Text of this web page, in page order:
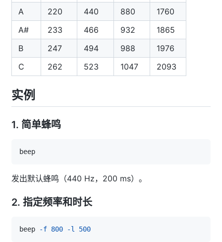
A
220 440 880
1760
A#
233 466 932
1865
B
247 494 988
1976
C
262 523 1047 2093
实例
1. 简单蜂鸣
发出默认蜂鸣（440 Hz，200 ms）。
2. 指定频率和时长
beep -f 800 -l 500